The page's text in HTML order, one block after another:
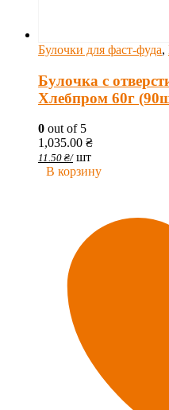
Булочки для фаст-фуда,
Булочка с
Хлебпром 60г
0 out of 5
1,035.00 ₴
11.50 ₴/ шт
В корзину